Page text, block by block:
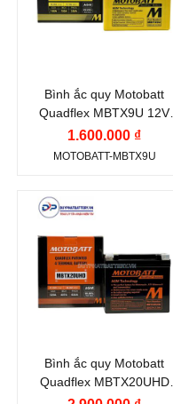
Công nghệ:AGM
Bình ắc quy Motobatt
Quadflex MBTX9U 12V
10.5Ah CCA 160A
1.600.000 ₫
MOTOBATT-MBTX9U
Thương hiệu ắc quy:
MOTOBATT
Điện thế (V):12 V
Dung lượng (Ah):21
(A):
310 A
Bình ắc quy Motobatt
Quadflex MBTX20UHD
12V-21Ah CCA 320A